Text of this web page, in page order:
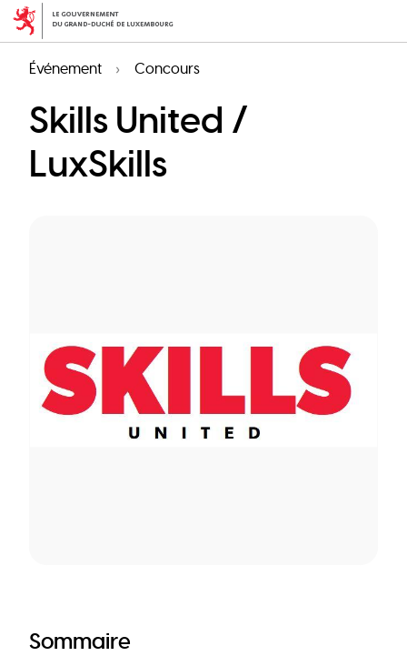
Aller
au
principalÉvénement Concours
Skills United /
LuxSkills
Sommaire